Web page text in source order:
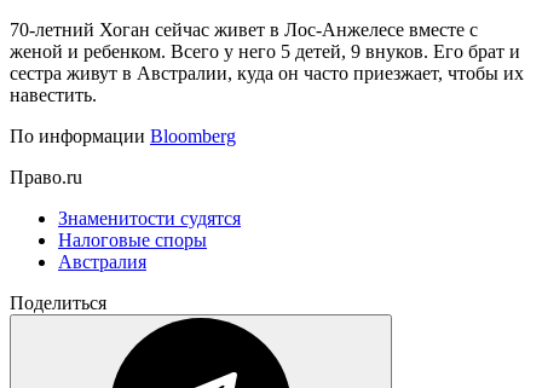
70-летний Хоган сейчас живет в Лос-Анжелесе вместе с
женой и ребенком. Всего у него 5 детей, 9 внуков. Его брат и
сестра живут в Австралии, куда он часто приезжает, чтобы их
навестить.
По информации Bloomberg
Право.ru
Знаменитости судятся
Налоговые споры
Австралия
Поделиться